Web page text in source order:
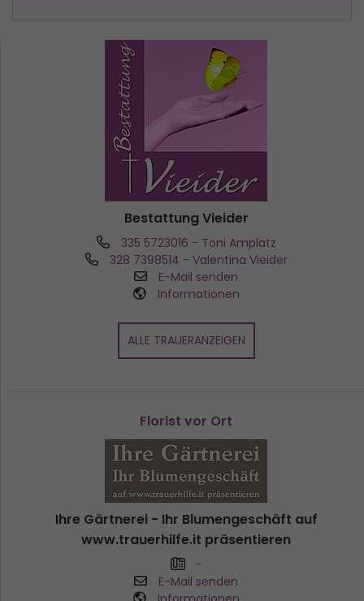
Bestattung Vieider
335 5723016 - Toni Amplatz
328 7398514 - Valentina Vieider
E-Mail senden
Informationen
ALLE TRAUERANZEIGEN
Florist vor Ort
Ihre Gärtnerei - Ihr Blumengeschäft auf
www.trauerhilfe.it präsentieren
-
E-Mail senden